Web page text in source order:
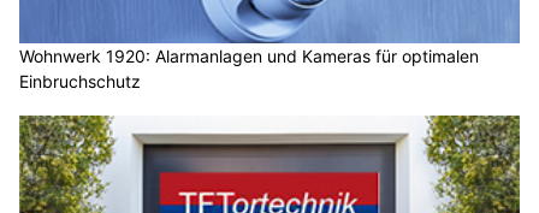
Wohnwerk 1920: Alarmanlagen und Kameras für optimalen
Einbruchschutz